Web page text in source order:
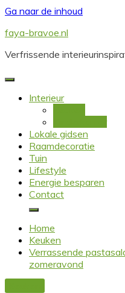
Ga naar de inhoud
faya-bravoe.nl
Verfrissende
Interieur
Lokale gidsen
Raamdecoratie
Tuin
Lifestyle
Energie besparen
Contact
Home
Keuken
Verrassende
zomeravond